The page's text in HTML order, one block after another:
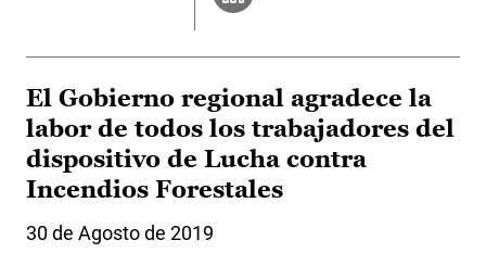
El Gobierno regional agradece la
labor de todos los trabajadores del
dispositivo de Lucha contra
Incendios Forestales
30 de Agosto de 2019